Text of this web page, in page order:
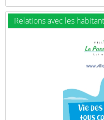
Relations avec les